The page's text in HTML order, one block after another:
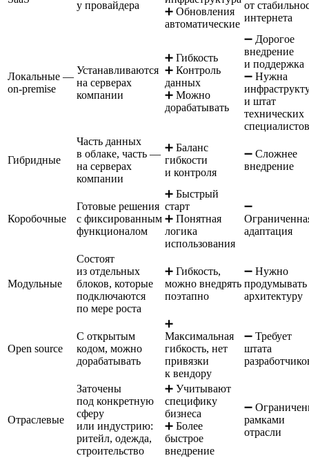
у провайдера
➕ Обновления
автоматические
от
интернета
Локальные —
on-premise
Устанавливаются
на серверах
компании
➕ Гибкость
➕ Контроль
данных
➕ Можно
дорабатывать
➖ Дорогое
внедрение
и поддержка
➖ Нужна
и штат
технических
специалистов
Гибридные
Часть данных
в облаке, часть —
на серверах
компании
➕ Баланс
гибкости
и контроля
➖ Сложнее
внедрение
Коробочные
Готовые решения
с фиксированным
функционалом
➕ Быстрый
старт
➕ Понятная
логика
использования
➖
адаптация
Модульные
Состоят
из отдельных
блоков, которые
подключаются
по мере роста
➕ Гибкость,
можно внедрять
поэтапно
➖ Нужно
продумывать
архитектуру
Open source
С открытым
кодом, можно
дорабатывать
➕
Максимальная
гибкость, нет
привязки
к вендору
➖ Требует
штата
Отраслевые
Заточены
под конкретную
сферу
или индустрию:
ритейл, одежда,
строительство
➕ Учитывают
специфику
бизнеса
➕ Более
быстрое
внедрение
➖
рамками
отрасли